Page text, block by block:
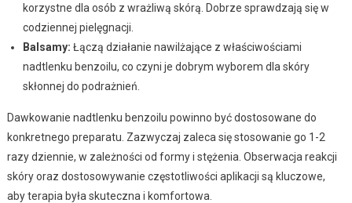
korzystne dla osób z wrażliwą skórą. Dobrze sprawdzają się w
codziennej pielęgnacji.
Balsamy: Łączą działanie nawilżające z właściwościami
nadtlenku benzoilu, co czyni je dobrym wyborem dla skóry
skłonnej do podrażnień.
Dawkowanie nadtlenku benzoilu powinno być dostosowane do
konkretnego preparatu. Zazwyczaj zaleca się stosowanie go 1-2
razy dziennie, w zależności od formy i stężenia. Obserwacja reakcji
skóry oraz dostosowywanie częstotliwości aplikacji są kluczowe,
aby terapia była skuteczna i komfortowa.